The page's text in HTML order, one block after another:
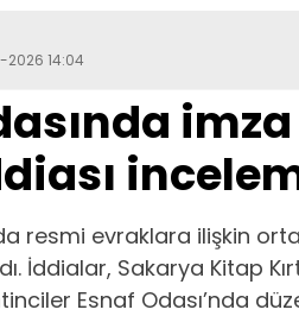
2026 14:04
resmi evraklara ilişkin
İddialar, Sakarya Kitap
Esnaf Odası’nda